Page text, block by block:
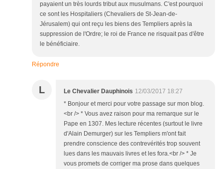
payaient un très lourds tribut aux musulmans. C'est pourquoi
ce sont les Hospitaliers (Chevaliers de St-Jean-de-
Jérusalem) qui ont reçu les biens des Templiers après la
suppression de l'Ordre; le roi de France ne risquait pas d'être
le bénéficiaire.
Répondre
L Le Chevalier Dauphinois 12/03/2017 18:27
* Bonjour et merci pour votre passage sur mon blog.
<br /> * Vous avez raison pour ma remarque sur le
Pape en 1307. Mes lecture récentes (surtout le livre
d'Alain Demurger) sur les Templiers m'ont fait
prendre conscience des contrevérités trop souvent
lues dans les mauvais livres et les fora.<br /> * Je
vous promets de corriger ma prose dans quelques